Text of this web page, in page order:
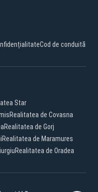
Cod de conduită
Star
Realitatea de Covasna
Realitatea de Gorj
Realitatea de Maramures
Realitatea de Oradea